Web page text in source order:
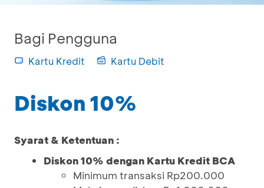
Bagi Pengguna
Kartu Kredit Kartu Debit
Diskon 10%
Syarat & Ketentuan :
Diskon 10% dengan Kartu Kredit BCA
Minimum transaksi Rp200.000